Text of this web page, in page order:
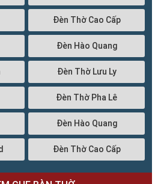
Đèn Thờ Cao Cấp
Đèn Hào Quang
Đèn Thờ Lưu Ly
Đèn Thờ Pha Lê
Đèn Hào Quang
Đèn Thờ Cao Cấp